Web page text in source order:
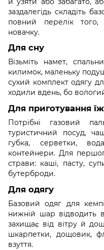
заздалегідь складіть
повний перелік
новачку.
Для сну
Візьміть намет,
килимок, маленьку
сухий комплект одягу
ходили вдень, бо
Для приготування
Потрібні газовий
туристичний посуд,
губка, серветки,
контейнери. Для
страви: каші, пасту,
бутерброди.
Для одягу
Базовий одяг для
нижній шар відводить
захищає від вітру й
шкарпетки, дощовик,
взуття.